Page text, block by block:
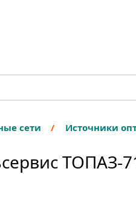
сети Источники
ТОПАЗ-